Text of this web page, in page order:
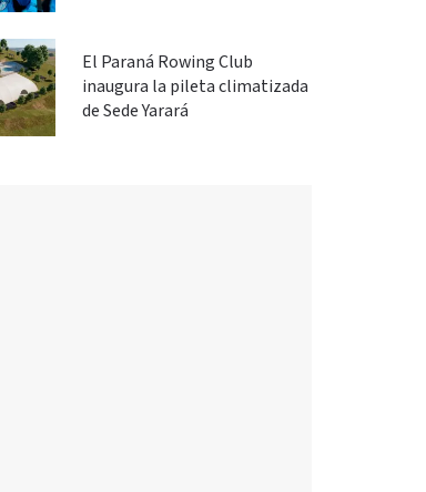
El Paraná Rowing Club
inaugura la pileta climatizada
de Sede Yarará